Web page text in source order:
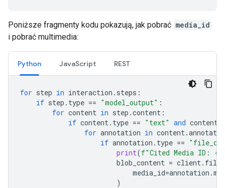
Poniższe fragmenty kodu pokazują, jak pobrać media_id
i pobrać multimedia:
Python JavaScript REST
for step in interaction . steps :
if step . type == "model_output" :
for content in step .content :
if content. type == "text" and content
for annotation in content.
if annotation . type ==
print(f"Cited Media ID: {
blob_content = client.
media_id=annotation .
)